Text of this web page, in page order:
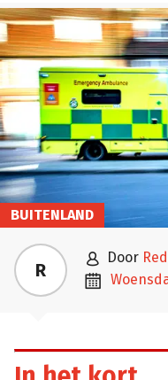
BUITENLAND
R  door
